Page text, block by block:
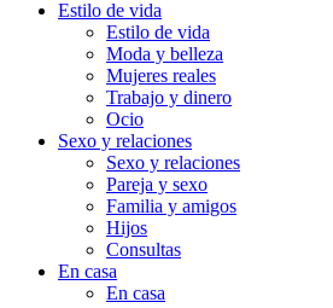
Estilo de vida
Estilo de vida
Moda y belleza
Mujeres reales
Trabajo y dinero
Ocio
Sexo y relaciones
Sexo y relaciones
Pareja y sexo
Familia y amigos
Hijos
Consultas
En casa
En casa